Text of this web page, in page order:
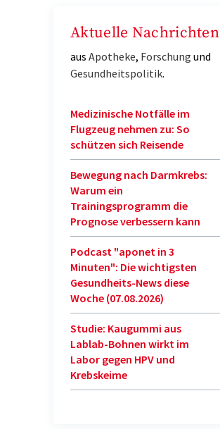
Aktuelle Nachrichten
aus Apotheke, Forschung und
Gesundheitspolitik.
Medizinische Notfälle im
Flugzeug nehmen zu: So
schützen sich Reisende
Bewegung nach Darmkrebs:
Warum ein
Trainingsprogramm die
Prognose verbessern kann
Podcast "aponet in 3
Minuten": Die wichtigsten
Gesundheits-News diese
Woche (07.08.2026)
Studie: Kaugummi aus
Lablab-Bohnen wirkt im
Labor gegen HPV und
Krebskeime